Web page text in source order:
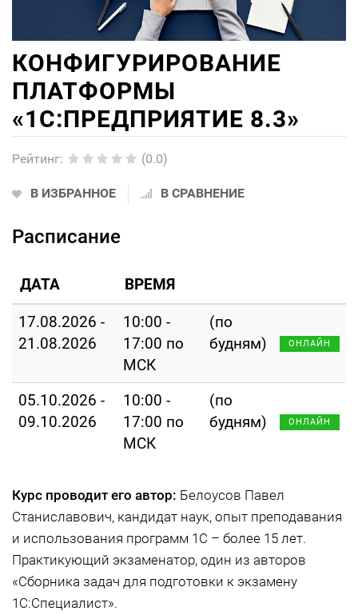
КОНФИГУРИРОВАНИЕ
ПЛАТФОРМЫ
«1С:ПРЕДПРИЯТИЕ 8.3»
Рейтинг: (0.0)
В ИЗБРАННОЕ В СРАВНЕНИЕ
Расписание
ДАТА ВРЕМЯ
17.08.2026 -
21.08.2026
10:00 -
17:00 по
МСК
(по
будням)
ОНЛАЙН
05.10.2026 -
09.10.2026
10:00 -
17:00 по
МСК
(по
будням)
ОНЛАЙН
Курс проводит его автор: Белоусов Павел
Станиславович, кандидат наук, опыт преподавания
и использования программ 1С – более 15 лет.
Практикующий экзаменатор, один из авторов
«Сборника задач для подготовки к экзамену
1С:Специалист».